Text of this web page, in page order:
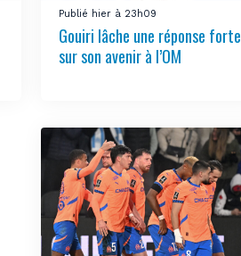
Publié hier à 23h09
Gouiri lâche une réponse forte
sur son avenir à l’OM